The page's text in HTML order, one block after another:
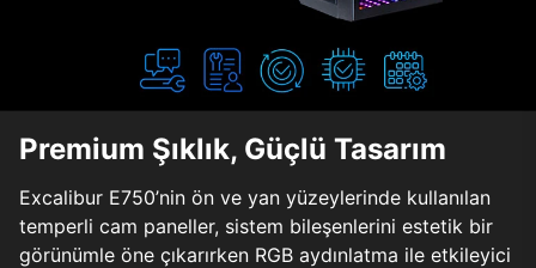
Premium Şıklık, Güçlü Tasarım
Excalibur E750’nin ön ve yan yüzeylerinde kullanılan
temperli cam paneller, sistem bileşenlerini estetik bir
görünümle öne çıkarırken RGB aydınlatma ile etkileyici